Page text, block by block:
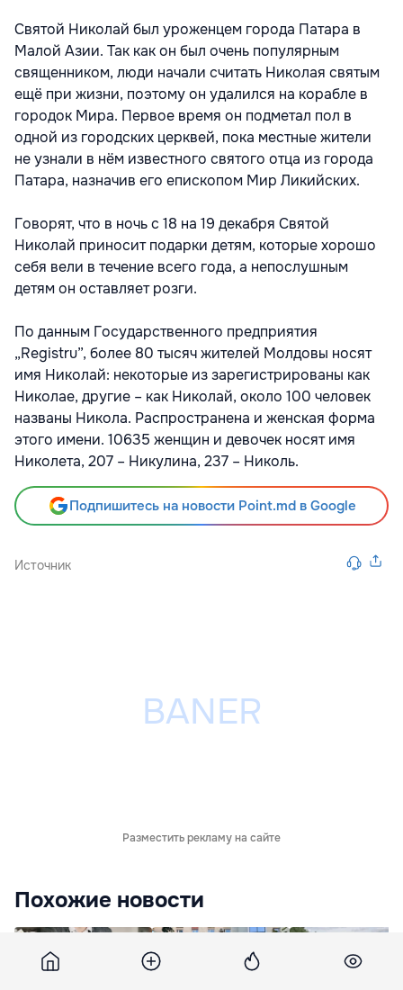
Святой Николай был уроженцем города Патара в
Малой Азии. Так как он был очень популярным
священником, люди начали считать Николая святым
ещё при жизни, поэтому он удалился на корабле в
городок Мира. Первое время он подметал пол в
одной из городских церквей, пока местные жители
не узнали в нём известного святого отца из города
Патара, назначив его епископом Мир Ликийских.
Говорят, что в ночь с 18 на 19 декабря Святой
Николай приносит подарки детям, которые хорошо
себя вели в течение всего года, а непослушным
детям он оставляет розги.
По данным Государственного предприятия
„Registru”, более 80 тысяч жителей Молдовы носят
имя Николай: некоторые из зарегистрированы как
Николае, другие – как Николай, около 100 человек
названы Никола. Распространена и женская форма
этого имени. 10635 женщин и девочек носят имя
Николета, 207 – Никулина, 237 – Николь.
Подпишитесь на новости Point.md в Google
Источник
Разместить рекламу на сайте
Похожие новости